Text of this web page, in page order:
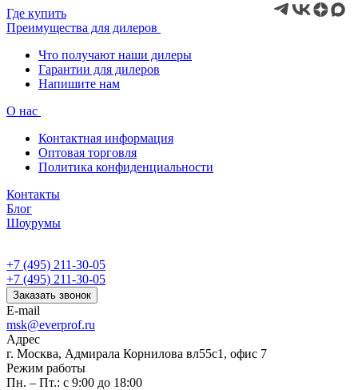
Где купить
Преимущества для дилеров
Что получают наши дилеры
Гарантии для дилеров
Напишите нам
О нас
Контактная информация
Оптовая торговля
Политика конфиденциальности
Контакты
Блог
Шоурумы
+7 (495) 211-30-05
+7 (495) 211-30-05
Заказать звонок
E-mail
msk@everprof.ru
Адрес
г. Москва, Адмирала Корнилова вл55с1, офис 7
Режим работы
Пн. – Пт.: с 9:00 до 18:00